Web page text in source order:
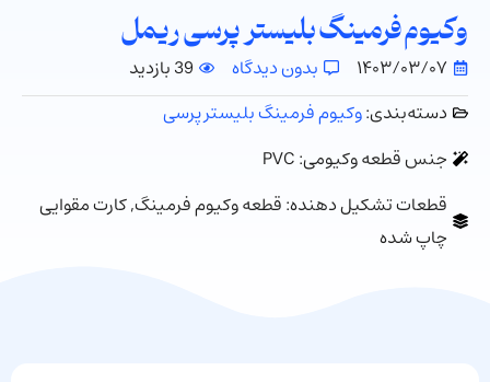
وکیوم فرمینگ بلیستر پرسی ریمل
۱۴۰۳/۰۳/۰۷ بدون دیدگاه
39 بازدید
دسته‌بندی:وکیوم فرمینگ بلیستر پرسی
جنس قطعه وکیومی: PVC
قطعات تشکیل دهنده: قطعه وکیوم فرمینگ, کارت مقوایی
چاپ شده